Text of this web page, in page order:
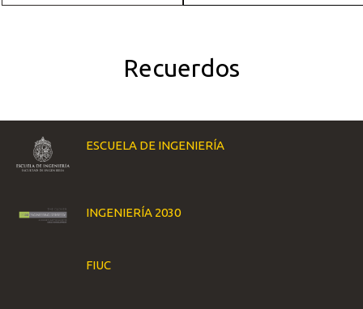
Recuerdos
ESCUELA DE INGENIERÍA
INGENIERÍA 2030
FIUC